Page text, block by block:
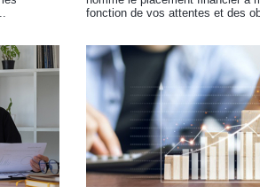
fonction de vos attentes et des